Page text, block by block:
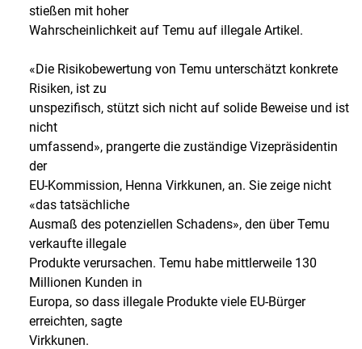
stießen mit hoher
Wahrscheinlichkeit auf Temu auf illegale Artikel.
«Die Risikobewertung von Temu unterschätzt konkrete
Risiken, ist zu
unspezifisch, stützt sich nicht auf solide Beweise und ist
nicht
umfassend», prangerte die zuständige Vizepräsidentin
der
EU-Kommission, Henna Virkkunen, an. Sie zeige nicht
«das tatsächliche
Ausmaß des potenziellen Schadens», den über Temu
verkaufte illegale
Produkte verursachen. Temu habe mittlerweile 130
Millionen Kunden in
Europa, so dass illegale Produkte viele EU-Bürger
erreichten, sagte
Virkkunen.